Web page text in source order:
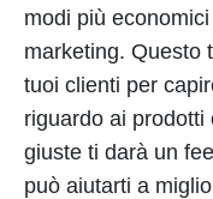
modi più
marketing. Questo
tuoi clienti per
riguardo ai
giuste ti darà un
può aiutarti a